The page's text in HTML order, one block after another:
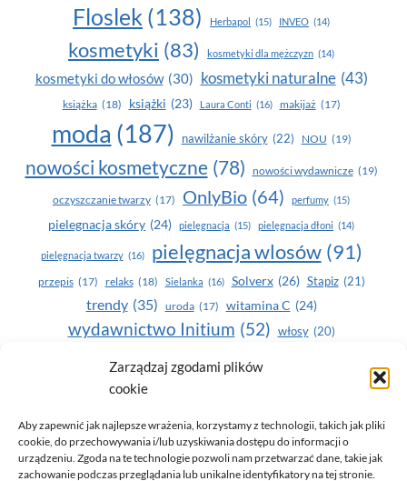
Zarządzaj zgodami plików
cookie
Aby zapewnić jak najlepsze wrażenia, korzystamy z technologii, takich jak pliki
cookie, do przechowywania i/lub uzyskiwania dostępu do informacji o
urządzeniu. Zgoda na te technologie pozwoli nam przetwarzać dane, takie jak
zachowanie podczas przeglądania lub unikalne identyfikatory na tej stronie.
Floslek (138) Herbapol (15) INVEO (14)
kosmetyki (83) kosmetyki dla mężczyzn (14)
kosmetyki do włosów (30) kosmetyki naturalne (43)
książka (18) książki (23) Laura Conti (16) makijaż (17)
moda (187) nawilżanie skóry (22) NOU (19)
nowości kosmetyczne (78) nowości wydawnicze (19)
oczyszczanie twarzy (17) OnlyBio (64) perfumy (15)
pielegnacja skóry (24) pielęgnacja (15) pielęgnacja dłoni (14)
pielęgnacja twarzy (16) pielęgnacja wlosów (91)
przepis (17) relaks (18) Sielanka (16) Solverx (26) Stapiz (21)
trendy (35) uroda (17) witamina C (24)
wydawnictwo Initium (52) włosy (20)
Yasumi(164) zdrowe zęby
zdrowie